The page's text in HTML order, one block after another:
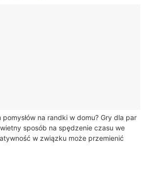
na randki w domu? Gry dla par
sposób na spędzenie czasu we
w związku może przemienić